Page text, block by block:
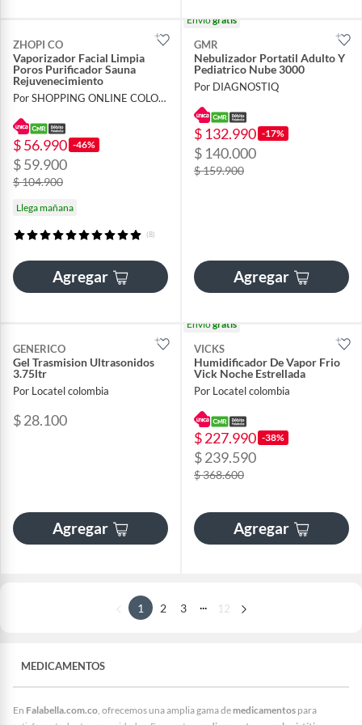
ZHOPI CO
Vaporizador Facial Limpia
Poros Purificador Sauna
Rejuvenecimiento
Por SHOPPING ONLINE COLOMBIA SAS
$ 56.990 -46%
$ 59.900
$ 104.900
Llega mañana
(8)
Agregar
Envíogratis
GMR
Nebulizador Portatil Adulto Y
Pediatrico Nube 3000
Por DIAGNOSTIQ
$ 132.990 -17%
$ 140.000
$ 159.900
Agregar
GENERICO
Gel Trasmision Ultrasonidos
3.75ltr
Por Locatel colombia
$ 28.100
Agregar
Envíogratis
VICKS
Humidificador De Vapor Frio
Vick Noche Estrellada
Por Locatel colombia
$ 227.990 -38%
$ 239.590
$ 368.600
Agregar
1 2 3 ... 12
MEDICAMENTOS
En Falabella.com.co, ofrecemos una amplia gama de medicamentos para